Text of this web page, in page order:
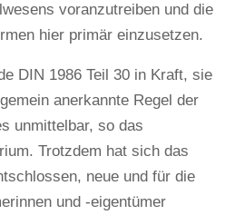
voranzutreiben und die
hier primär einzusetzen.
DIN 1986 Teil 30 in Kraft, sie
anerkannte Regel der
unmittelbar, so das
Trotzdem hat sich das
neue und für die
und -eigentümer